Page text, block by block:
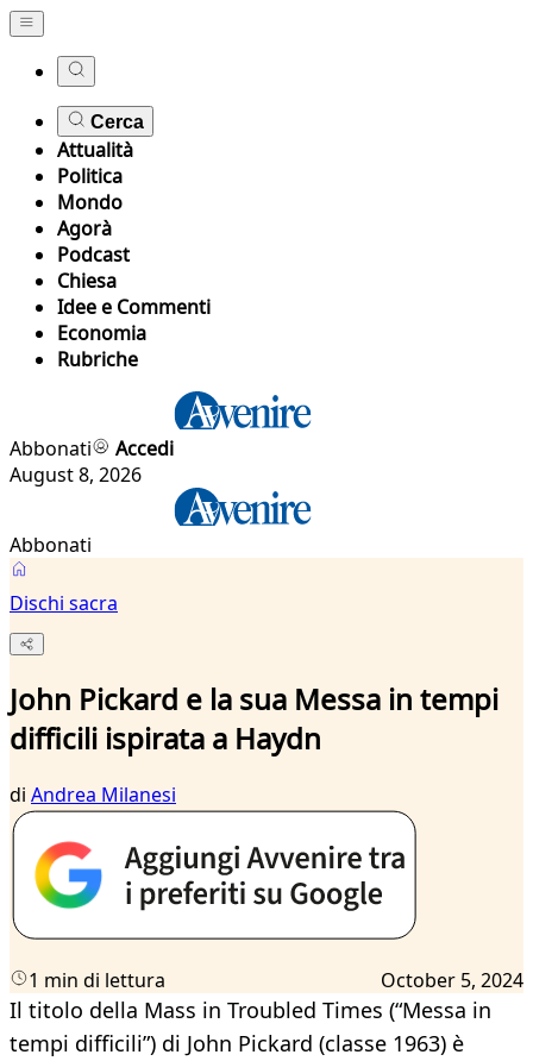
Cerca
Attualità
Politica
Mondo
Agorà
Podcast
Chiesa
Idee e Commenti
Economia
Rubriche
Abbonati
Accedi
August 8, 2026
Abbonati
Dischi sacra
John Pickard e la sua Messa in tempi
difficili ispirata a Haydn
di Andrea Milanesi
1 min di lettura October 5, 2024
Il titolo della Mass in Troubled Times (“Messa in
tempi difficili”) di John Pickard (classe 1963) è